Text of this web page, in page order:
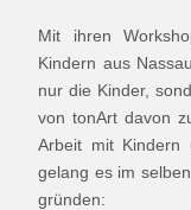
Mit ihren
Kindern aus
nur die Kinder,
von tonArt davon
Arbeit mit Kindern
gelang es im
gründen: